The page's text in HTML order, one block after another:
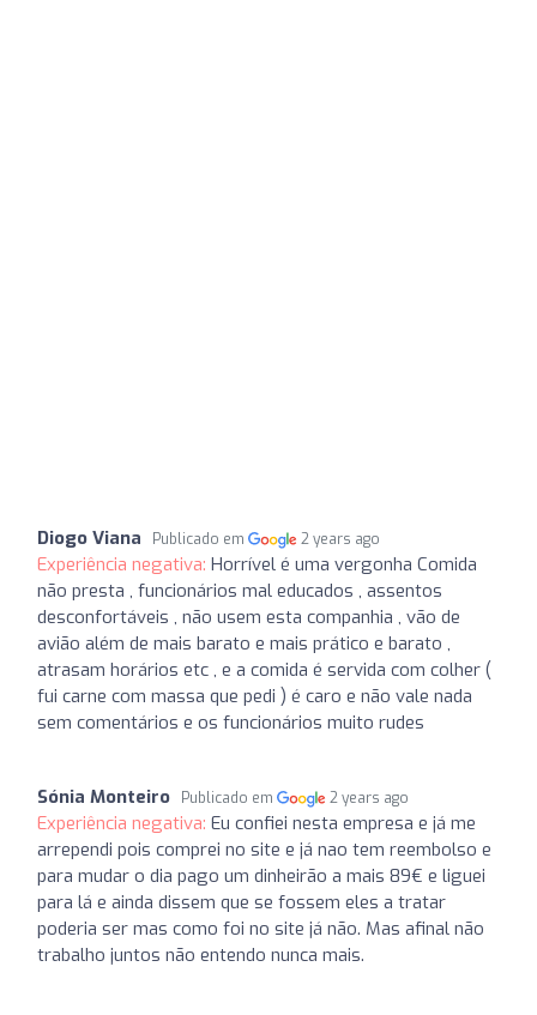
Diogo Viana Publicado em 2 years ago
Experiência negativa: Horrível é uma vergonha Comida
não presta , funcionários mal educados , assentos
desconfortáveis , não usem esta companhia , vão de
avião além de mais barato e mais prático e barato ,
atrasam horários etc , e a comida é servida com colher (
fui carne com massa que pedi ) é caro e não vale nada
sem comentários e os funcionários muito rudes
Sónia Monteiro Publicado em 2 years ago
Experiência negativa: Eu confiei nesta empresa e já me
arrependi pois comprei no site e já nao tem reembolso e
para mudar o dia pago um dinheirão a mais 89€ e liguei
para lá e ainda dissem que se fossem eles a tratar
poderia ser mas como foi no site já não. Mas afinal não
trabalho juntos não entendo nunca mais.